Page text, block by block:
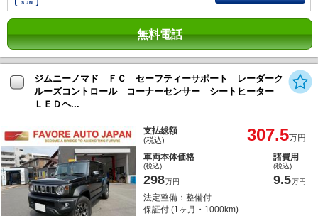
無料電話
ジムニーノマド ＦＣ セーフティーサポート レーダーク
ルーズコントロール コーナーセンサー シートヒーター
ＬＥＤヘ...
支払総額
(税込) 307.5万円
車両本体価格
(税込)
298万円
諸費用
(税込)
9.5万円
法定整備：整備付
保証付 (1ヶ月・1000km)